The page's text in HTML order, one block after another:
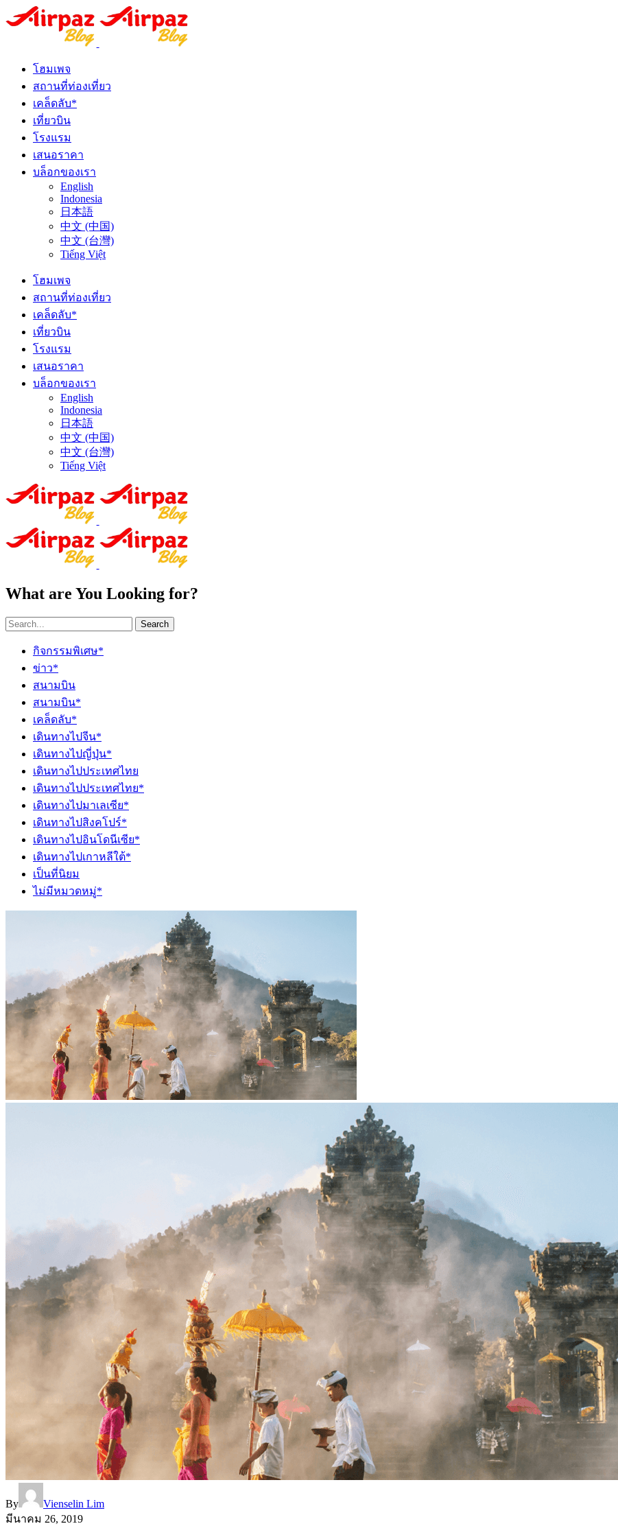
โฮมเพจ
สถานที่ท่องเที่ยว
เคล็ดลับ*
เที่ยวบิน
โรงแรม
เสนอราคา
บล็อกของเรา
English
Indonesia
日本語
中文 (中国)
中文 (台灣)
Tiếng Việt
โฮมเพจ
สถานที่ท่องเที่ยว
เคล็ดลับ*
เที่ยวบิน
โรงแรม
เสนอราคา
บล็อกของเรา
English
Indonesia
日本語
中文 (中国)
中文 (台灣)
Tiếng Việt
What are You Looking for?
Search
กิจกรรมพิเศษ*
ข่าว*
สนามบิน
สนามบิน*
เคล็ดลับ*
เดินทางไปจีน*
เดินทางไปญี่ปุ่น*
เดินทางไปประเทศไทย
เดินทางไปประเทศไทย*
เดินทางไปมาเลเซีย*
เดินทางไปสิงคโปร์*
เดินทางไปอินโดนีเซีย*
เดินทางไปเกาหลีใต้*
เป็นที่นิยม
ไม่มีหมวดหมู่*
By
Vienselin Lim
มีนาคม 26, 2019